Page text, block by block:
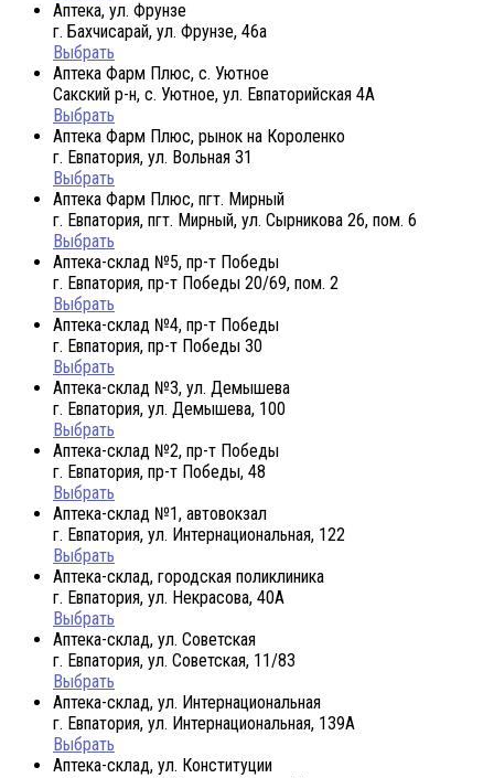
Аптека, ул. Фрунзе
г. Бахчисарай, ул. Фрунзе, 46а
Выбрать
Аптека Фарм Плюс, с. Уютное
Сакский р-н, с. Уютное, ул. Евпаторийская 4А
Выбрать
Аптека Фарм Плюс, рынок на Короленко
г. Евпатория, ул. Вольная 31
Выбрать
Аптека Фарм Плюс, пгт. Мирный
г. Евпатория, пгт. Мирный, ул. Сырникова 26, пом. 6
Выбрать
Аптека-склад №5, пр-т Победы
г. Евпатория, пр-т Победы 20/69, пом. 2
Выбрать
Аптека-склад №4, пр-т Победы
г. Евпатория, пр-т Победы 30
Выбрать
Аптека-склад №3, ул. Демышева
г. Евпатория, ул. Демышева, 100
Выбрать
Аптека-склад №2, пр-т Победы
г. Евпатория, пр-т Победы, 48
Выбрать
Аптека-склад №1, автовокзал
г. Евпатория, ул. Интернациональная, 122
Выбрать
Аптека-склад, городская поликлиника
г. Евпатория, ул. Некрасова, 40A
Выбрать
Аптека-склад, ул. Советская
г. Евпатория, ул. Советская, 11/83
Выбрать
Аптека-склад, ул. Интернациональная
г. Евпатория, ул. Интернациональная, 139А
Выбрать
Аптека-склад, ул. Конституции